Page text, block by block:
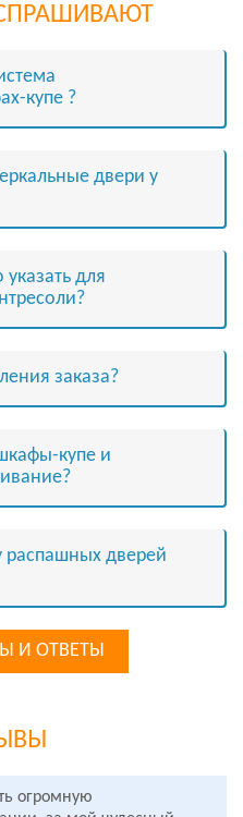
купе ?
двери у
для
заказа?
купе и
распашных дверей
И ОТВЕТЫ
огромную